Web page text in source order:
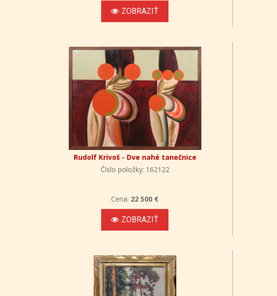
ZOBRAZIŤ
Rudolf Krivoš - Dve nahé tanečnice
Číslo položky: 162122
Cena: 22 500 €
ZOBRAZIŤ